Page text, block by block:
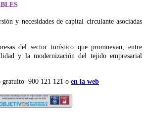
y necesidades de capital circulante asociadas
del sector turístico que promuevan, entre
y la modernización del tejido empresarial
gratuito 900 121 121 o en la web